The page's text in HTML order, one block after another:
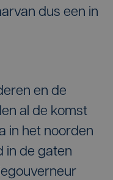
dus een in
en de
al de komst
in het noorden
in de gaten